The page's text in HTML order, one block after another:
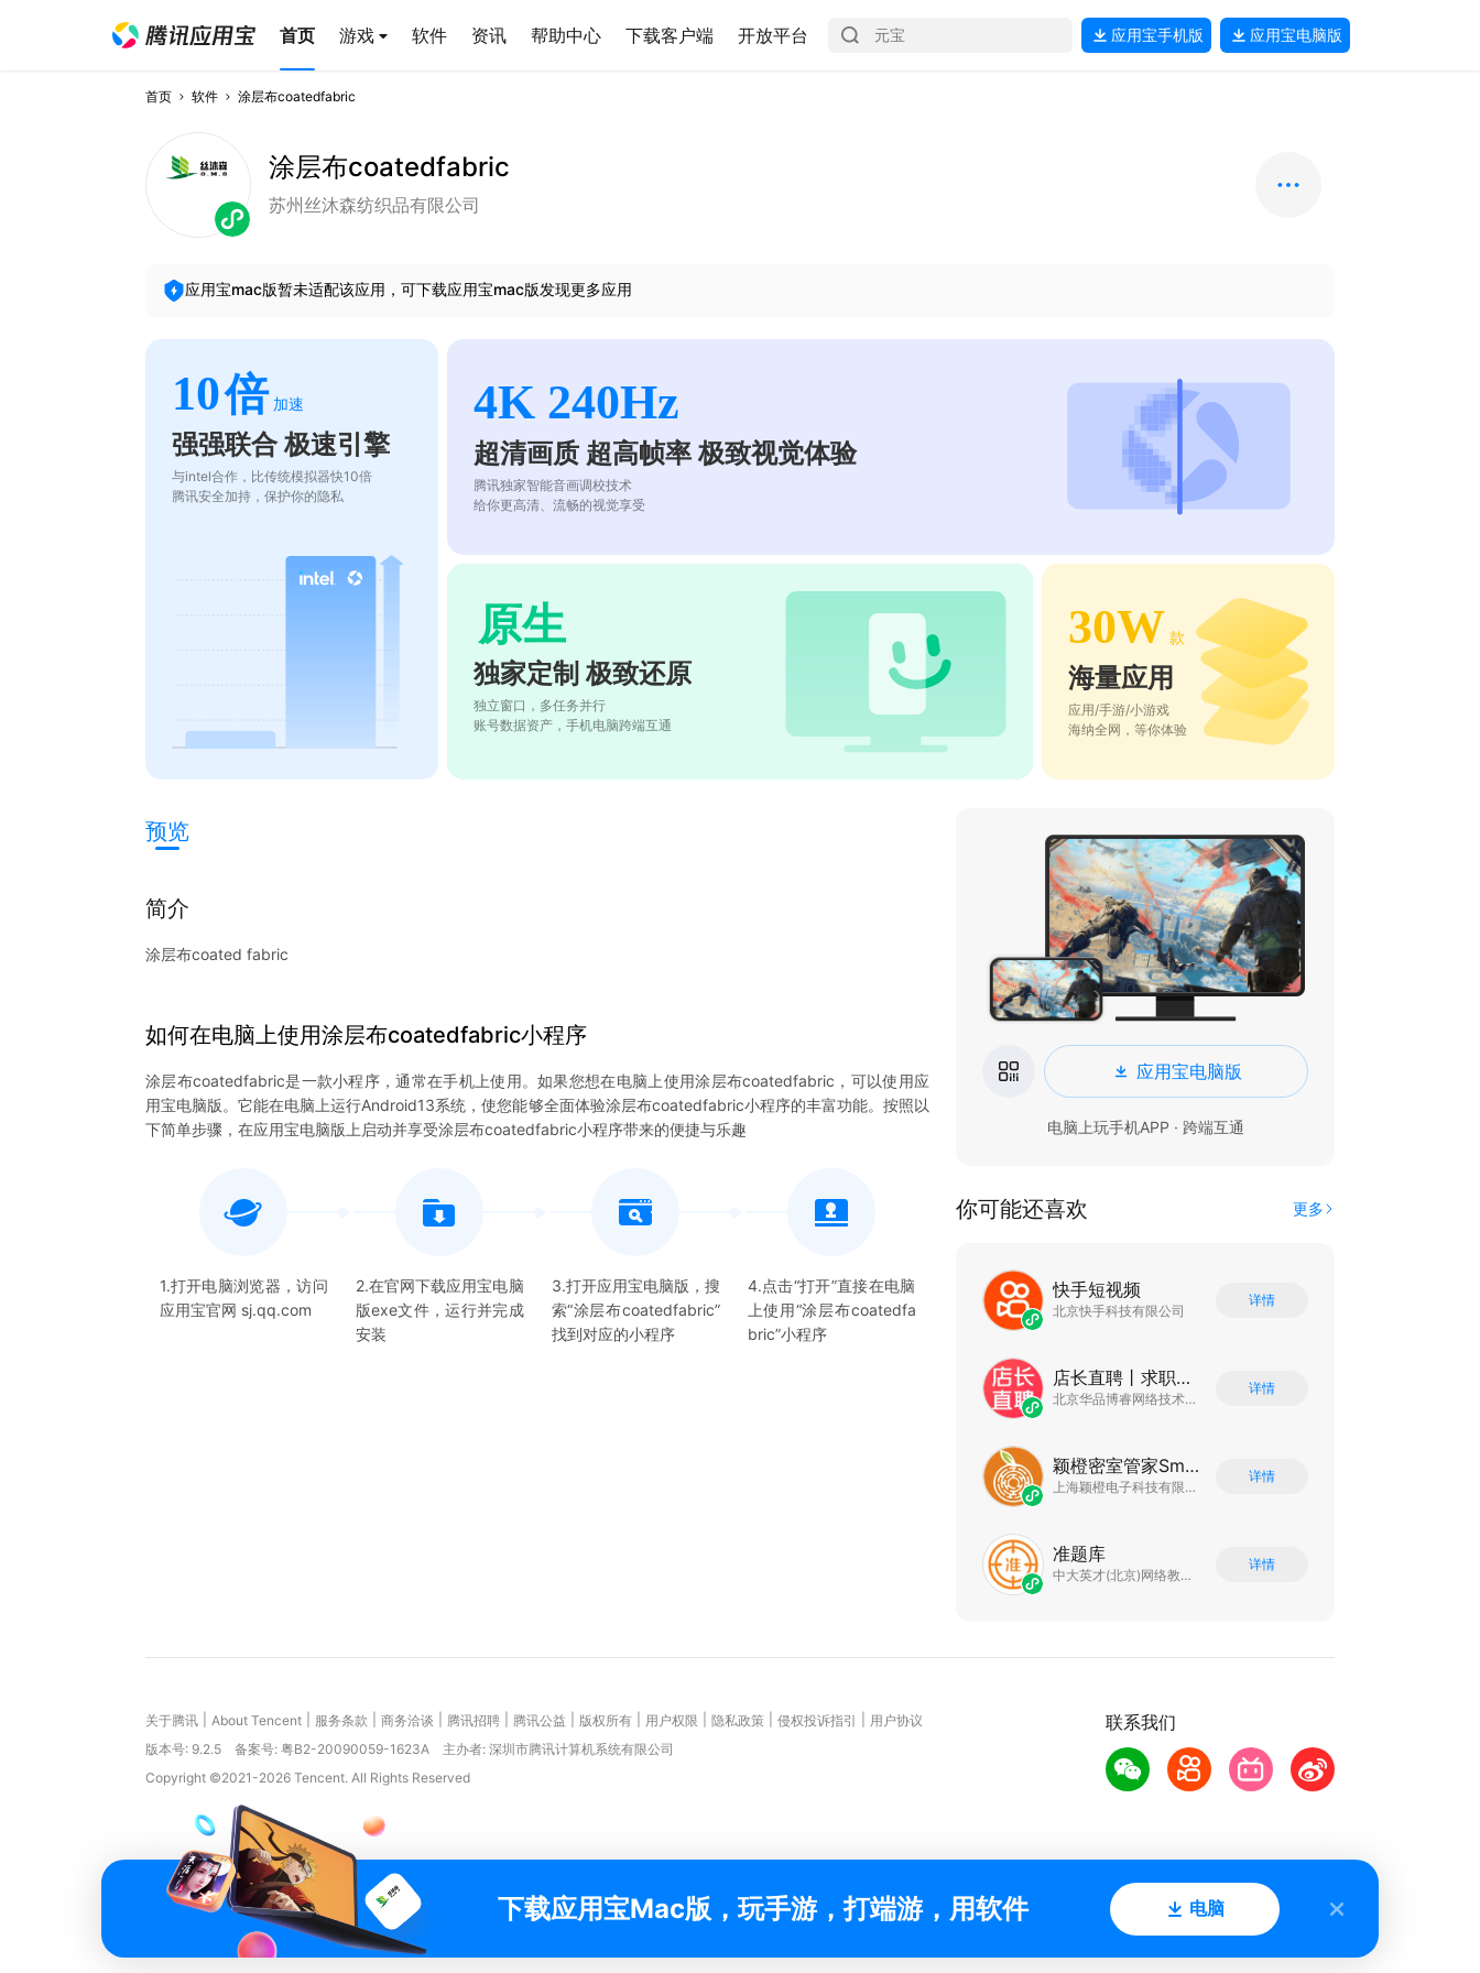
首页 游戏 软件 资讯 帮助中心 下载客户端 开放平台 应用宝手机版 应用宝电脑版
首页 软件 涂层布coatedfabric
涂层布coatedfabric
苏州丝沐森纺织品有限公司
应用宝mac版暂未适配该应用，可下载应用宝mac版发现更多应用
10倍 加速
强强联合 极速引擎
与intel合作，比传统模拟器快10倍
腾讯安全加持，保护你的隐私
4K 240Hz
超清画质 超高帧率 极致视觉体验
腾讯独家智能音画调校技术
给你更高清、流畅的视觉享受
原生
独家定制 极致还原
独立窗口，多任务并行
账号数据资产，手机电脑跨端互通
30W 款
海量应用
应用/手游/小游戏
海纳全网，等你体验
预览
简介
涂层布coated fabric
如何在电脑上使用涂层布coatedfabric小程序
涂层布coatedfabric是一款小程序，通常在手机上使用。如果您想在电脑上使用涂层布coatedfabric，可以使用应
用宝电脑版。它能在电脑上运行Android13系统，使您能够全面体验涂层布coatedfabric小程序的丰富功能。按照以
下简单步骤，在应用宝电脑版上启动并享受涂层布coatedfabric小程序带来的便捷与乐趣
1.打开电脑浏览器，访问
应用宝官网 sj.qq.com
2.在官网下载应用宝电脑
版exe文件，运行并完成
安装
3.打开应用宝电脑版，搜
索“涂层布coatedfabric”
找到对应的小程序
4.点击“打开”直接在电脑
上使用“涂层布coatedfa
bric”小程序
应用宝电脑版
电脑上玩手机APP · 跨端互通
你可能还喜欢 更多
快手短视频
北京快手科技有限公司
详情
店长直聘丨求职招聘找工作
北京华品博睿网络技术有限公司
详情
颖橙密室管家SmartOrange
上海颖橙电子科技有限公司
详情
准题库
中大英才(北京)网络教育科技有限公司
详情
联系我们
关于腾讯 About Tencent 服务条款 商务洽谈 腾讯招聘 腾讯公益 版权所有 用户权限 隐私政策 侵权投诉指引
用户协议
版本号: 9.2.5 备案号: 粤B2-20090059-1623A
主办者: 深圳市腾讯计算机系统有限公司
Copyright ©2021-2026 Tencent. All Rights Reserved
下载应用宝Mac版，玩手游，打端游，用软件 电脑